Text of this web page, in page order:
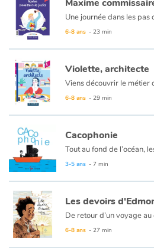
Maxime
6-8 ans - 23 min
Violette, architecte
6-8 ans - 29 min
Cacophonie
3-5 ans - 7 min
Les devoirs
6-8 ans - 27 min